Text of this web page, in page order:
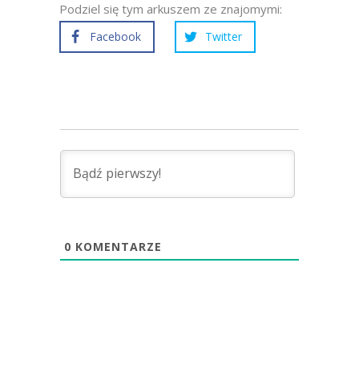
Podziel się tym arkuszem ze znajomymi:
Facebook Twitter
0 KOMENTARZE